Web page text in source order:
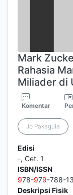
Mark
Rahasia
Miliader di
Komentar
Jo Pakagula
Edisi
-, Cet. 1
ISBN/ISSN
978-979-788-
Deskripsi Fisik